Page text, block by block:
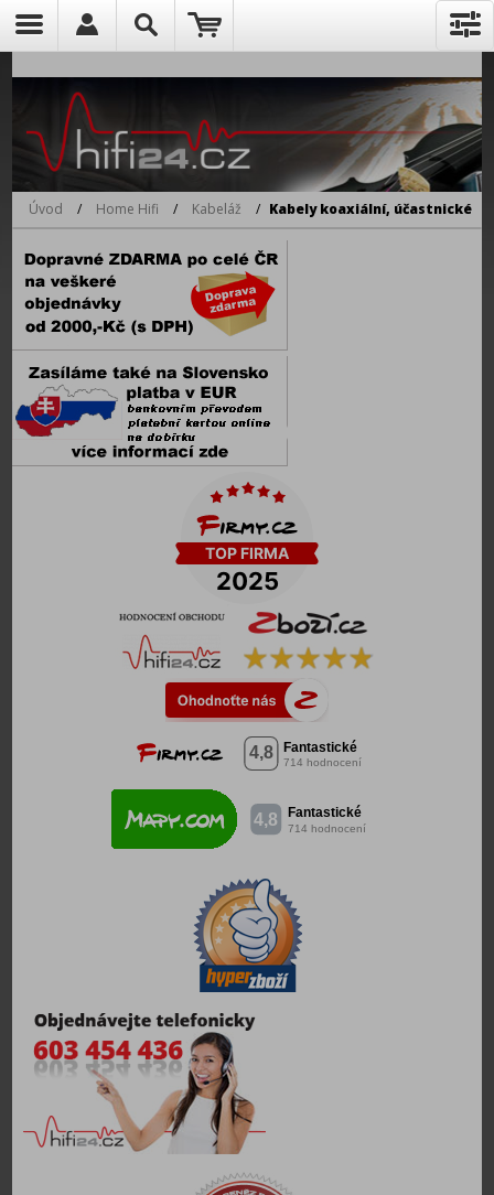
Úvod / Home Hifi / Kabeláž / Kabely koaxiální, účastnické